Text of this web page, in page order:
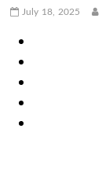
o
m
July 18, 2025